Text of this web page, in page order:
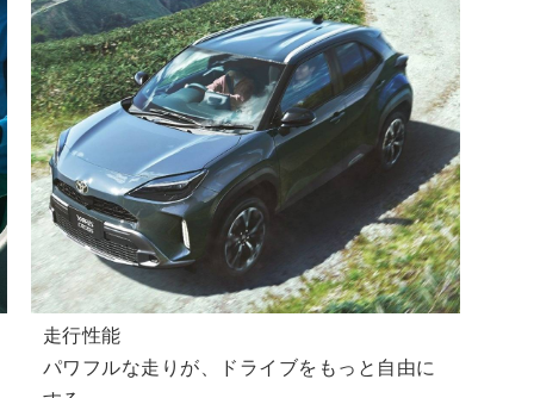
走行性能
パワフルな走りが、ドライブをもっと自由に